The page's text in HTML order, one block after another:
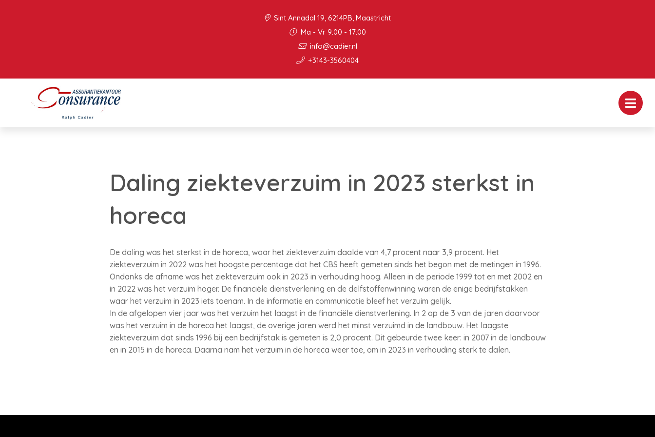
Sint Annadal 19, 6214PB, Maastricht
Ma - Vr 9:00 - 17:00
info@cadier.nl
+3143-3560404
Daling ziekteverzuim in 2023 sterkst in
horeca
De daling was het sterkst in de horeca, waar het ziekteverzuim daalde van 4,7 procent naar 3,9 procent. Het
ziekteverzuim in 2022 was het hoogste percentage dat het CBS heeft gemeten sinds het begon met de metingen in 1996.
Ondanks de afname was het ziekteverzuim ook in 2023 in verhouding hoog. Alleen in de periode 1999 tot en met 2002 en
in 2022 was het verzuim hoger. De financiële dienstverlening en de delfstoffenwinning waren de enige bedrijfstakken
waar het verzuim in 2023 iets toenam. In de informatie en communicatie bleef het verzuim gelijk.
In de afgelopen vier jaar was het verzuim het laagst in de financiële dienstverlening. In 2 op de 3 van de jaren daarvoor
was het verzuim in de horeca het laagst, de overige jaren werd het minst verzuimd in de landbouw. Het laagste
ziekteverzuim dat sinds 1996 bij een bedrijfstak is gemeten is 2,0 procent. Dit gebeurde twee keer: in 2007 in de landbouw
en in 2015 in de horeca. Daarna nam het verzuim in de horeca weer toe, om in 2023 in verhouding sterk te dalen.